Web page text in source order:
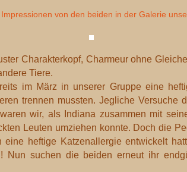
von den beiden in der Galerie
Charakterkopf, Charmeur ohne
Tiere.
im März in unserer Gruppe eine
trennen mussten. Jegliche Versuche
wir, als Indiana zusammen mit
Leuten umziehen konnte. Doch die
heftige Katzenallergie entwickelt
Nun suchen die beiden erneut ihr